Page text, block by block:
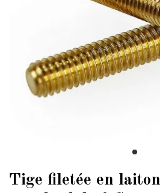
Tige filetée en